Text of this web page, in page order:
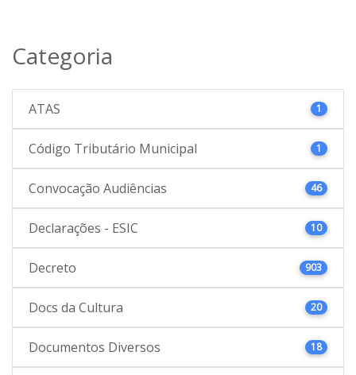
Categoria
ATAS 1
Código Tributário Municipal 1
Convocação Audiências 46
Declarações - ESIC 10
Decreto 903
Docs da Cultura 20
Documentos Diversos 18